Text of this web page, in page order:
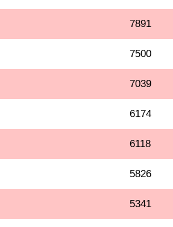
7891
7500
7039
6174
6118
5826
5341